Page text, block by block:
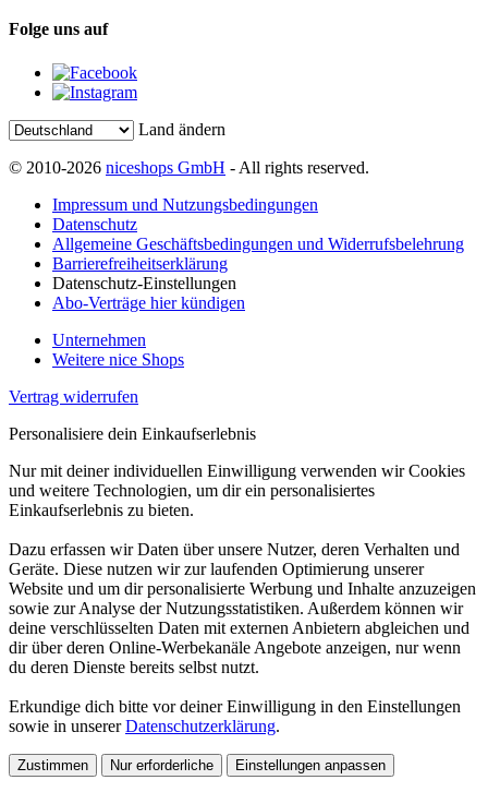
Folge uns auf
Land ändern
© 2010-2026 niceshops GmbH - All rights reserved.
Impressum und Nutzungsbedingungen
Datenschutz
Allgemeine Geschäftsbedingungen und Widerrufsbelehrung
Barrierefreiheitserklärung
Datenschutz-Einstellungen
Abo-Verträge hier kündigen
Unternehmen
Weitere nice Shops
Vertrag widerrufen
Personalisiere dein Einkaufserlebnis
Nur mit deiner individuellen Einwilligung verwenden wir Cookies
und weitere Technologien, um dir ein personalisiertes
Einkaufserlebnis zu bieten.
Dazu erfassen wir Daten über unsere Nutzer, deren Verhalten und
Geräte. Diese nutzen wir zur laufenden Optimierung unserer
Website und um dir personalisierte Werbung und Inhalte anzuzeigen
sowie zur Analyse der Nutzungsstatistiken. Außerdem können wir
deine verschlüsselten Daten mit externen Anbietern abgleichen und
dir über deren Online-Werbekanäle Angebote anzeigen, nur wenn
du deren Dienste bereits selbst nutzt.
Erkundige dich bitte vor deiner Einwilligung in den Einstellungen
sowie in unsererDatenschutzerklärung.
Zustimmen Nur erforderliche Einstellungen anpassen